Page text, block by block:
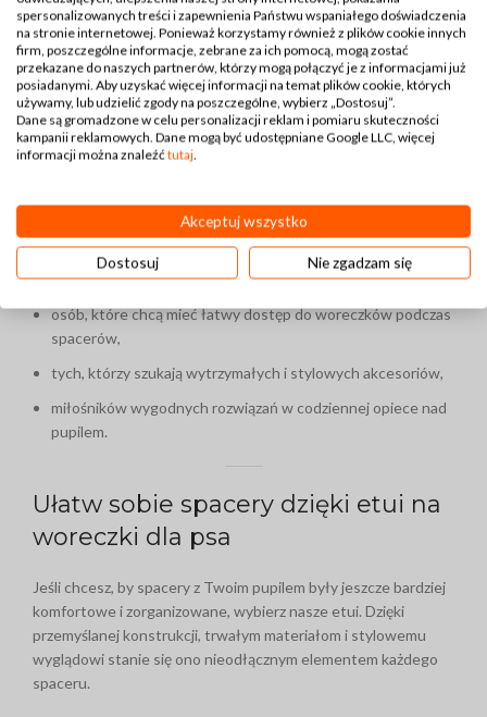
jednocześnie mieści odpowiednią ilość woreczków. Dostępne
w różnych kolorach i wzorach, doskonale dopasowuje się do
stylu właściciela i psa, stając się nie tylko funkcjonalnym, ale
także estetycznym dodatkiem.
Dla kogo jest etui na woreczki dla
Etui idealnie sprawdzi się dla:
właścicieli psów ceniących praktyczność i porządek,
osób, które chcą mieć łatwy dostęp do woreczków podczas
spacerów,
tych, którzy szukają wytrzymałych i stylowych akcesoriów,
miłośników wygodnych rozwiązań w codziennej opiece nad
pupilem.
Ułatw sobie spacery dzięki etui na
woreczki dla psa
Jeśli chcesz, by spacery z Twoim pupilem były jeszcze bardziej
komfortowe i zorganizowane, wybierz nasze etui. Dzięki
przemyślanej konstrukcji, trwałym materiałom i stylowemu
wyglądowi stanie się ono nieodłącznym elementem każdego
spaceru.
spersonalizowanych treści i zapewnienia Państwu wspaniałego doświadczenia
na stronie internetowej. Ponieważ korzystamy również z plików cookie innych
firm, poszczególne informacje, zebrane za ich pomocą, mogą zostać
przekazane do naszych partnerów, którzy mogą połączyć je z informacjami już
posiadanymi. Aby uzyskać więcej informacji na temat plików cookie, których
używamy, lub udzielić zgody na poszczególne, wybierz „Dostosuj”.
Dane są gromadzone w celu personalizacji reklam i pomiaru skuteczności
kampanii reklamowych. Dane mogą być udostępniane Google LLC, więcej
informacji można znaleźćtutaj.
Akceptuj wszystko
Dostosuj Nie zgadzam się